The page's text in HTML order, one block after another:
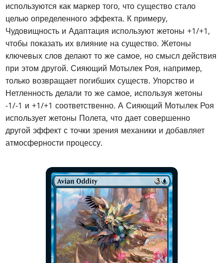
используются как маркер того, что существо стало
целью определенного эффекта. К примеру,
Чудовищность и Адаптация используют жетоны +1/+1,
чтобы показать их влияние на существо. Жетоны
ключевых слов делают то же самое, но смысл действия
при этом другой. Сияющий Мотылек Роя, например,
только возвращает погибших существ. Упорство и
Нетленность делали то же самое, используя жетоны
-1/-1 и +1/+1 соответственно. А Сияющий Мотылек Роя
использует жетоны Полета, что дает совершенно
другой эффект с точки зрения механики и добавляет
атмосферности процессу.